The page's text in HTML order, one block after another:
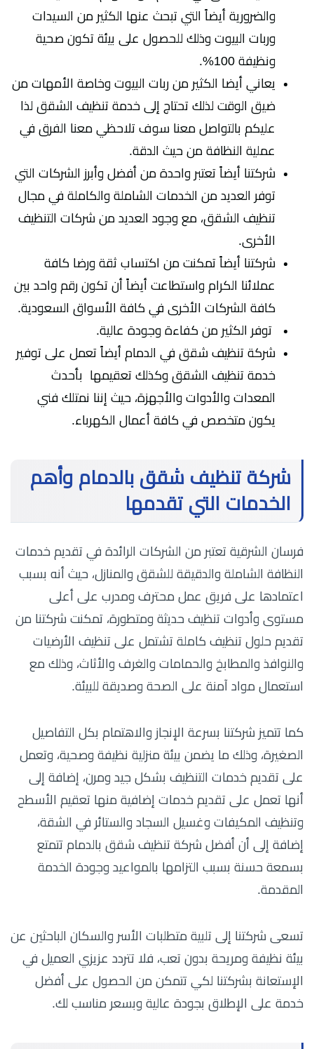
والضرورية أيضاً التي تبحث عنها الكثير من السيدات
وربات البيوت وذلك للحصول على بيئة تكون صحية
ونظيفة 100%.
يعاني أيضا الكثير من ربات البيوت وخاصة الأمهات من
ضيق الوقت لذلك تحتاج إلى خدمة تنظيف الشقق لذا
عليكم بالتواصل معنا سوف تلاحظي معنا الفرق في
عملية النظافة من حيث الدقة.
شركتنا أيضاً تعتبر واحدة من أفضل وأبرز الشركات التي
توفر العديد من الخدمات الشاملة والكاملة في مجال
تنظيف الشقق، مع وجود العديد من شركات التنظيف
الأخرى.
شركتنا أيضاً تمكنت من اكتساب ثقة ورضا كافة
عملائنا الكرام واستطاعت أيضاً أن تكون رقم واحد بين
كافة الشركات الأخرى في كافة الأسواق السعودية.
توفر الكثير من كفاءة وجودة عالية.
شركة تنظيف شقق في الدمام أيضاً تعمل على توفير
خدمة تنظيف الشقق وكذلك تعقيمها بأحدث
المعدات والأدوات والأجهزة، حيث إننا نمتلك فني
يكون متخصص في كافة أعمال الكهرباء.
شركة تنظيف شقق بالدمام وأهم
الخدمات التي تقدمها
فرسان الشرقية تعتبر من الشركات الرائدة في تقديم خدمات
النظافة الشاملة والدقيقة للشقق والمنازل، حيث أنه بسبب
اعتمادها على فريق عمل محترف ومدرب على أعلى
مستوى وأدوات تنظيف حديثة ومتطورة، تمكنت شركتنا من
تقديم حلول تنظيف كاملة تشتمل على تنظيف الأرضيات
والنوافذ والمطابخ والحمامات والغرف والأثاث، وذلك مع
استعمال مواد آمنة على الصحة وصديقة للبيئة.
كما تتميز شركتنا بسرعة الإنجاز والاهتمام بكل التفاصيل
الصغيرة، وذلك ما يضمن بيئة منزلية نظيفة وصحية، وتعمل
على تقديم خدمات التنظيف بشكل جيد ومرن، إضافة إلى
أنها تعمل على تقديم خدمات إضافية منها تعقيم الأسطح
وتنظيف المكيفات وغسيل السجاد والستائر في الشقة،
إضافة إلى أن أفضل شركة تنظيف شقق بالدمام تتمتع
بسمعة حسنة بسبب التزامها بالمواعيد وجودة الخدمة
المقدمة.
تسعى شركتنا إلى تلبية متطلبات الأسر والسكان الباحثين عن
بيئة نظيفة ومريحة بدون تعب، فلا تتردد عزيزي العميل في
الإستعانة بشركتنا لكي تتمكن من الحصول على أفضل
خدمة على الإطلاق بجودة عالية وبسعر مناسب لك.